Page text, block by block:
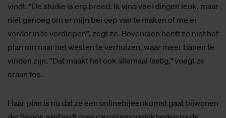
vindt. “De studie is erg breed. Ik vind veel dingen leuk, maar
niet genoeg om er mijn beroep van te maken of me er
verder in te verdiepen”, zegt ze. Bovendien heeft ze niet het
plan om naar het westen te verhuizen, waar meer banen te
vinden zijn. “Dat maakt het ook allemaal lastig,” voegt ze
eraan toe.
Haar plan is nu dat ze een onlinebijeenkomst gaat bijwonen